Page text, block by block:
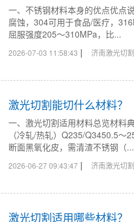
一、不锈钢材料本身的优点优点
腐蚀，304可用于食品/医疗，
屈服强度205～310MPa，比...
2026-07-03 11:58:43 | 济南激光切
​激光切割能切什么材料？
一、激光切割适用材料总览材料
（冷轧/热轧）Q235/Q3450.5
断面黑氧化皮，需清渣不锈钢（...
2026-06-27 09:43:47 | 济南激光切
激光切割适用哪些材料？